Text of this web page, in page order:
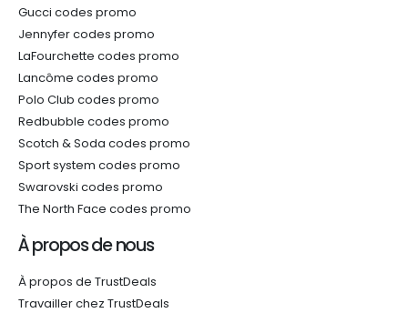
Gucci codes promo
Jennyfer codes promo
LaFourchette codes promo
Lancôme codes promo
Polo Club codes promo
Redbubble codes promo
Scotch & Soda codes promo
Sport system codes promo
Swarovski codes promo
The North Face codes promo
À propos de nous
À propos de TrustDeals
Travailler chez TrustDeals